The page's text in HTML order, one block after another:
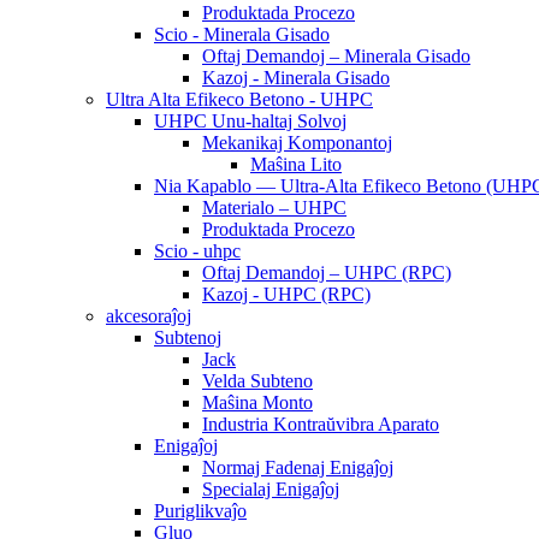
Produktada Procezo
Scio - Minerala Gisado
Oftaj Demandoj – Minerala Gisado
Kazoj - Minerala Gisado
Ultra Alta Efikeco Betono - UHPC
UHPC Unu-haltaj Solvoj
Mekanikaj Komponantoj
Maŝina Lito
Nia Kapablo — Ultra-Alta Efikeco Betono
Materialo – UHPC
Produktada Procezo
Scio - uhpc
Oftaj Demandoj – UHPC (RPC)
Kazoj - UHPC (RPC)
akcesoraĵoj
Subtenoj
Jack
Velda Subteno
Maŝina Monto
Industria Kontraŭvibra Aparato
Enigaĵoj
Normaj Fadenaj Enigaĵoj
Specialaj Enigaĵoj
Puriglikvaĵo
Gluo